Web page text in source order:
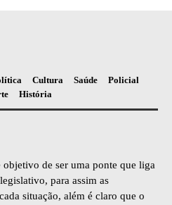
Cultura Saúde
Policial
História
de ser uma ponte que liga
para assim as
situação, além é claro que o